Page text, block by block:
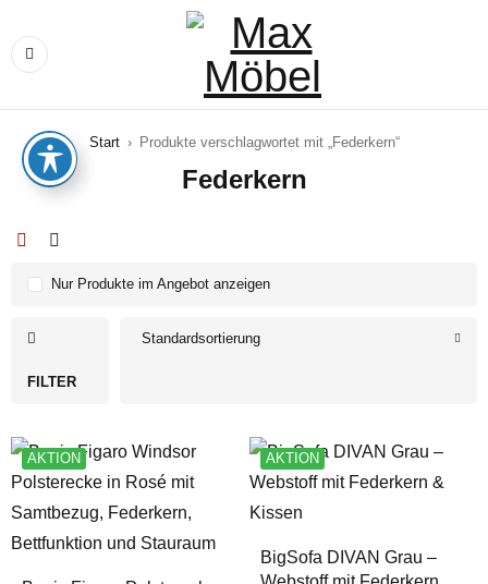
Start › Produkte verschlagwortet mit „Federkern“
Federkern
FILTER
Standardsortierung
Nur Produkte im Angebot anzeigen
AKTION AKTION
BigSofa DIVAN Grau –